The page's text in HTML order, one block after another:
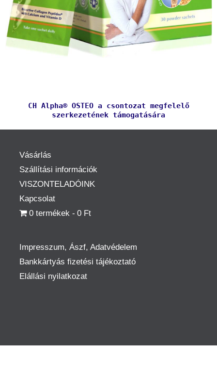
CH Alpha® OSTEO a csontozat megfelelő
szerkezetének támogatására
Vásárlás
Szállítási információk
VISZONTELADÓINK
Kapcsolat
0 termékek
0 Ft
Impresszum, Ászf, Adatvédelem
Bankkártyás fizetési tájékoztató
Elállási nyilatkozat